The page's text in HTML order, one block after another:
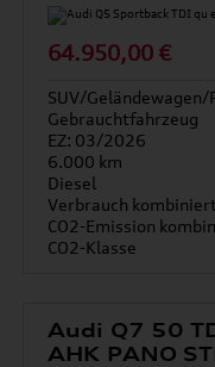
64.950,00 €
SUV/Geländewagen/
Gebrauchtfahrzeug
EZ: 03/2026
6.000 km
Diesel
Verbrauch
CO2-Emission
CO2-Klasse
Audi Q7 50
AHK PANO